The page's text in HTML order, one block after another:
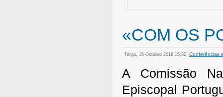
«COM OS
Terça, 15 Outubro 2019 15:32 Conferências
A Comissão
Episcopal